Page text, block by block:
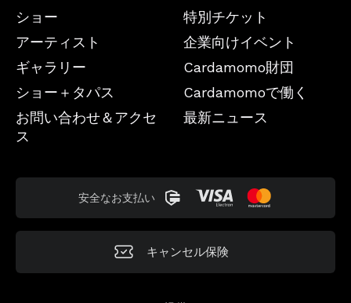
ショー
アーティスト
ギャラリー
ショー＋タパス
お問い合わせ＆アクセ
ス
特別チケット
企業向けイベント
Cardamomo財団
Cardamomoで働く
最新ニュース
安全なお支払い
キャンセル保険